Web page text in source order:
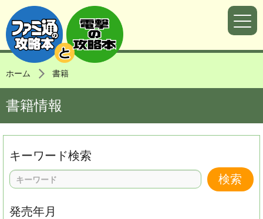
ホーム 書籍
書籍情報
キーワード検索
発売年月